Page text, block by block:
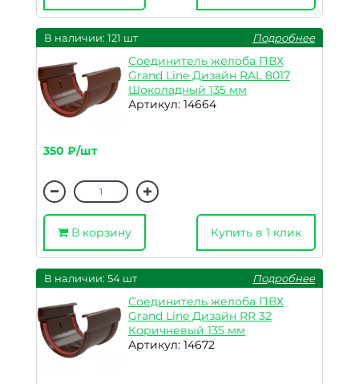
В наличии: 121 шт Подробнее
Соединитель желоба ПВХ
Grand Line Дизайн RAL 8017
Шоколадный 135 мм
Артикул: 14664
350 ₽/шт
В корзину Купить в 1 клик
В наличии: 54 шт Подробнее
Соединитель желоба ПВХ
Grand Line Дизайн RR 32
Коричневый 135 мм
Артикул: 14672